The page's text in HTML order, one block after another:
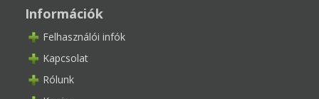
Információk
Felhasználói infók
Kapcsolat
Rólunk